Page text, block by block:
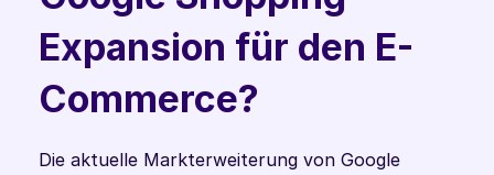
Expansion für den E-
Commerce?
Die aktuelle Markterweiterung von Google